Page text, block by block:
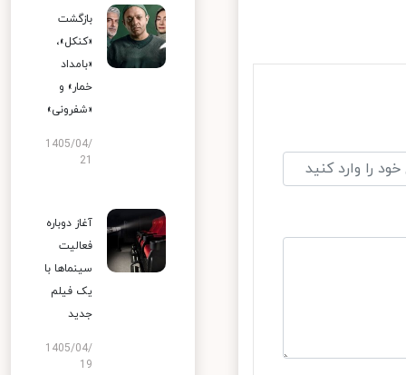
بازگشت
«کنکل»،
«بامداد
خمار» و
«شفرونی»
1405/04/
آغاز دوباره
فعالیت
سینماها با
یک فیلم
جدید
1405/04/
19